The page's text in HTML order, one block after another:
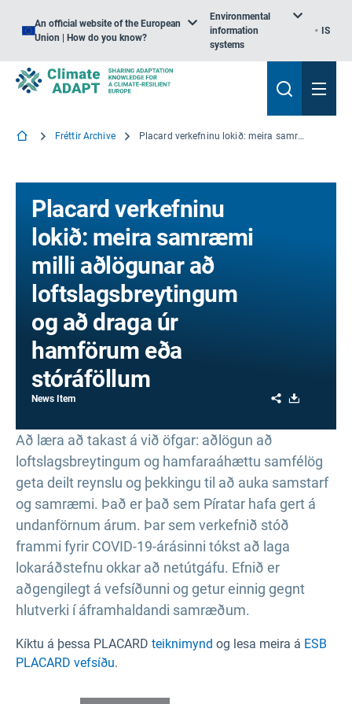
An official website of the European
Union | How do you know?
Environmental
information
systems
IS
Fréttir Archive Placard verkefninu lokið: meira samræmi milli aðlögunar að loftslagsbreytingum og að draga úr hamförum eða stóráföllum
Placard verkefninu
lokið: meira samræmi
milli aðlögunar að
loftslagsbreytingum
og að draga úr
hamförum eða
stóráföllum
News Item Share
Að læra að takast á við öfgar: aðlögun að
loftslagsbreytingum og hamfaraáhættu samfélög
geta deilt reynslu og þekkingu til að auka samstarf
og samræmi. Það er það sem Píratar hafa gert á
undanförnum árum. Þar sem verkefnið stóð
frammi fyrir COVID-19-árásinni tókst að laga
lokaráðstefnu okkar að netútgáfu. Efnið er
aðgengilegt á vefsíðunni og getur einnig gegnt
hlutverki í áframhaldandi samræðum.
Kíktu á þessa PLACARD teiknimynd og lesa meira á ESB
PLACARD vefsíðu.